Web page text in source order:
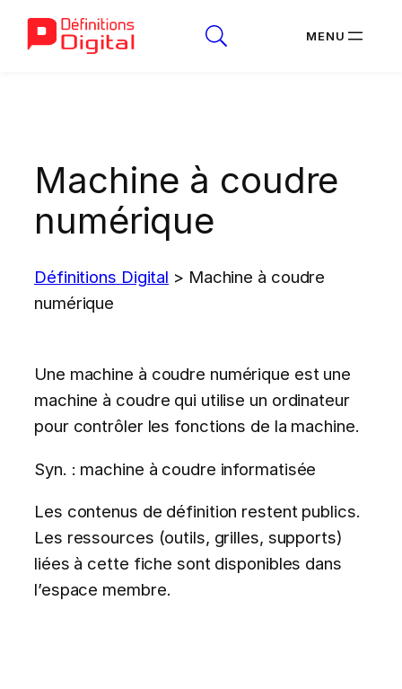
Machine à coudre
numérique
Définitions Digital > Machine à coudre
numérique
Une machine à coudre numérique est une
machine à coudre qui utilise un ordinateur
pour contrôler les fonctions de la machine.
Syn. : machine à coudre informatisée
Les contenus de définition restent publics.
Les ressources (outils, grilles, supports)
liées à cette fiche sont disponibles dans
l’espace membre.